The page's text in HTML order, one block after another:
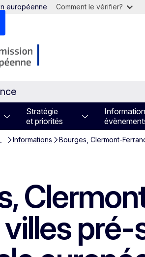
européenne Comment le vérifier?
Stratégie
et priorités
Informations Bourges, Clermont-